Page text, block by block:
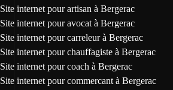
Site internet pour artisan à Bergerac
Site internet pour avocat à Bergerac
Site internet pour carreleur à Bergerac
Site internet pour chauffagiste à Bergerac
Site internet pour coach à Bergerac
Site internet pour commercant à Bergerac